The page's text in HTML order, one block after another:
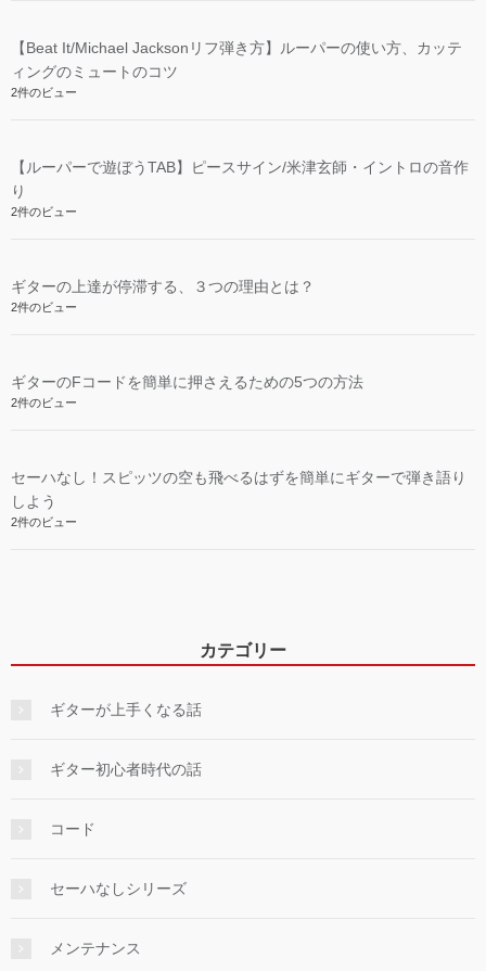
【Beat It/Michael Jacksonリフ弾き方】ルーパーの使い方、カッテ
ィングのミュートのコツ
2件のビュー
【ルーパーで遊ぼうTAB】ピースサイン/米津玄師・イントロの音作
り
2件のビュー
ギターの上達が停滞する、３つの理由とは？
2件のビュー
ギターのFコードを簡単に押さえるための5つの方法
2件のビュー
セーハなし！スピッツの空も飛べるはずを簡単にギターで弾き語り
しよう
2件のビュー
カテゴリー
ギターが上手くなる話
ギター初心者時代の話
コード
セーハなしシリーズ
メンテナンス